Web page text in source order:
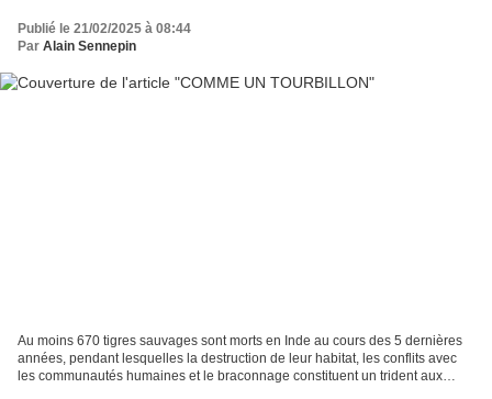
Publié le 21/02/2025 à 08:44
Par Alain Sennepin
Au moins 670 tigres sauvages sont morts en Inde au cours des 5 dernières
années, pendant lesquelles la destruction de leur habitat, les conflits avec
les communautés humaines et le braconnage constituent un trident aux